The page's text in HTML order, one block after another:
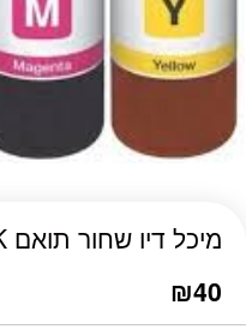
מיכל דיו שחור תואם EPSON T6641BK
₪40